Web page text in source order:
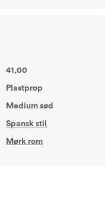
41,00
Plastprop
Medium sød
Spansk stil
Mørk rom